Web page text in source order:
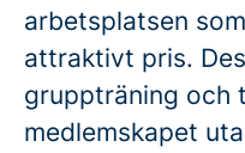
arbetsplatsen
attraktivt pris.
gruppträning och
medlemskapet